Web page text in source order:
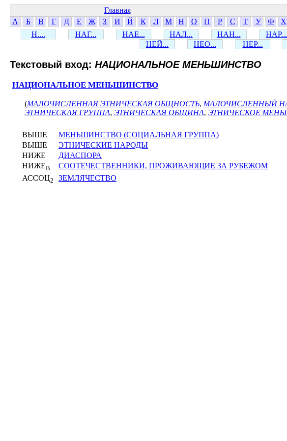
Главная
А
Б В Г Д Е Ж З И Й К Л М Н О П Р С Т У Ф Х
Н....
НАГ... НАЕ... НАЛ... НАН... НАР...
НЕЙ...
НЕО... НЕР...
Текстовый вход: НАЦИОНАЛЬНОЕ МЕНЬШИНСТВО
НАЦИОНАЛЬНОЕ МЕНЬШИНСТВО
(МАЛОЧИСЛЕННАЯ ЭТНИЧЕСКАЯ ОБЩНОСТЬ, МАЛОЧИСЛЕННЫЙ
ЭТНИЧЕСКАЯ ГРУППА, ЭТНИЧЕСКАЯ ОБЩИНА, ЭТНИЧЕСКОЕ
ВЫШЕ
МЕНЬШИНСТВО (СОЦИАЛЬНАЯ ГРУППА)
ВЫШЕ
ЭТНИЧЕСКИЕ НАРОДЫ
НИЖЕ
ДИАСПОРА
НИЖЕВ
СООТЕЧЕСТВЕННИКИ, ПРОЖИВАЮЩИЕ ЗА РУБЕЖОМ
АССОЦ2 ЗЕМЛЯЧЕСТВО